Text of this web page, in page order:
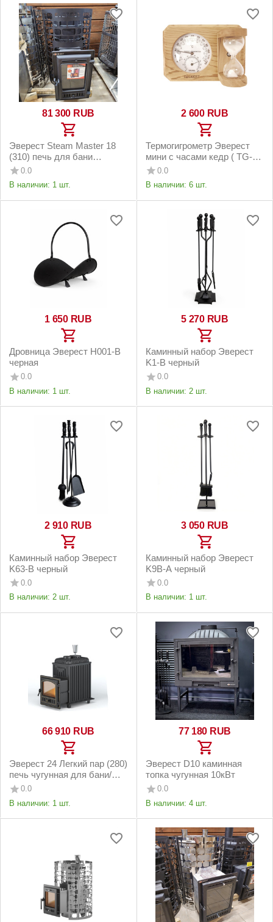
81 300 RUB
Эверест Steam Master 18
(310) печь для бани
чугунная
0.0
В наличии: 1 шт.
2 600 RUB
Термогигрометр Эверест
мини с часами кедр ( TG-09
белый )
0.0
В наличии: 6 шт.
1 650 RUB
Дровница Эверест Н001-В
черная
0.0
В наличии: 1 шт.
5 270 RUB
Каминный набор Эверест
K1-B черный
0.0
В наличии: 2 шт.
2 910 RUB
Каминный набор Эверест
K63-B черный
0.0
В наличии: 2 шт.
3 050 RUB
Каминный набор Эверест
K9B-A черный
0.0
В наличии: 1 шт.
66 910 RUB
Эверест 24 Легкий пар (280)
печь чугунная для бани/
сауны под облицовку/
обкладку
0.0
В наличии: 1 шт.
77 180 RUB
Эверест D10 каминная
топка чугунная 10кВт
0.0
В наличии: 4 шт.